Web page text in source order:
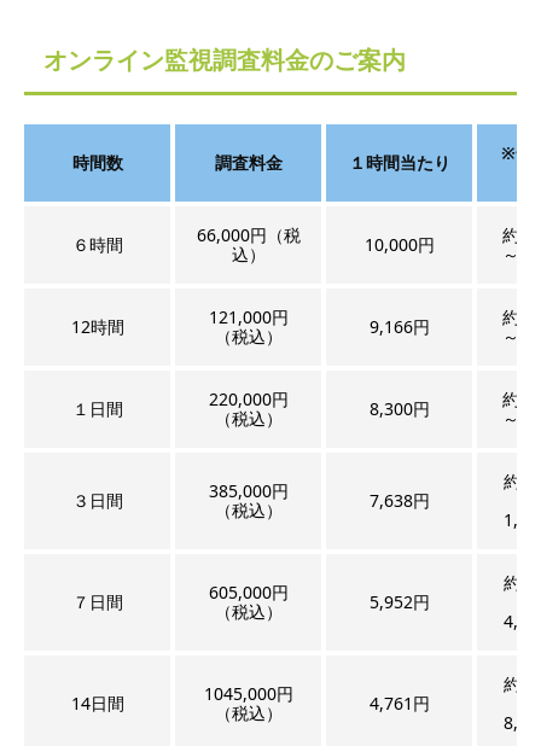
オンライン監視調査料金のご案内
時間数 調査料金 １時間当たり
※一
６時間
66,000円（税
込）
10,000円
約
～
12時間
121,000円
（税込）
9,166円
約
～
１日間
220,000円
（税込）
8,300円
約
～
３日間
385,000円
（税込）
7,638円
約
７日間
605,000円
（税込）
5,952円
約
14日間
1045,000円
（税込）
4,761円
約